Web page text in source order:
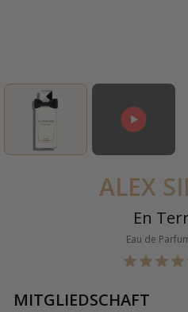
ALEX
En
Eau de
MITGLIEDSCHAFT